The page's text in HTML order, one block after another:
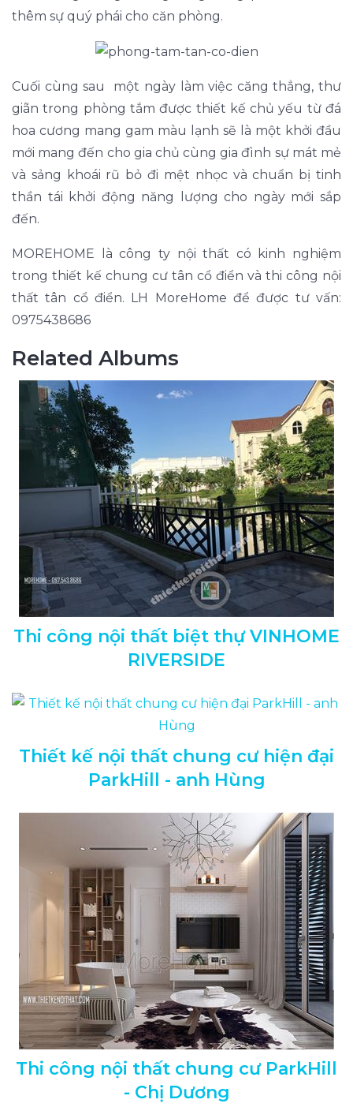
thêm sự quý phái cho căn phòng.
Cuối cùng sau một ngày làm việc căng thẳng, thư
giãn trong phòng tắm được thiết kế chủ yếu từ đá
hoa cương mang gam màu lạnh sẽ là một khởi đầu
mới mang đến cho gia chủ cùng gia đình sự mát mẻ
và sảng khoái rũ bỏ đi mệt nhọc và chuẩn bị tinh
thần tái khởi động năng lượng cho ngày mới sắp
đến.
MOREHOME là công ty nội thất có kinh nghiệm
trong thiết kế chung cư tân cổ điển và thi công nội
thất tân cổ điển. LH MoreHome để được tư vấn:
0975438686
Related Albums
Thi công nội thất biệt thự VINHOME
RIVERSIDE
Thiết kế nội thất chung cư hiện đại
ParkHill - anh Hùng
Thi công nội thất chung cư ParkHill
- Chị Dương